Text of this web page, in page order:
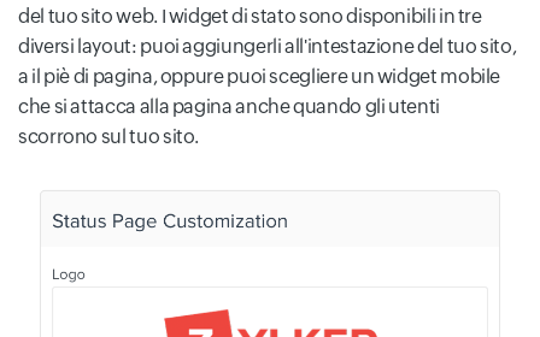
del tuo sito web. I widget di stato sono disponibili in tre
diversi layout: puoi aggiungerli all'intestazione del tuo sito,
a il piè di pagina, oppure puoi scegliere un widget mobile
che si attacca alla pagina anche quando gli utenti
scorrono sul tuo sito.